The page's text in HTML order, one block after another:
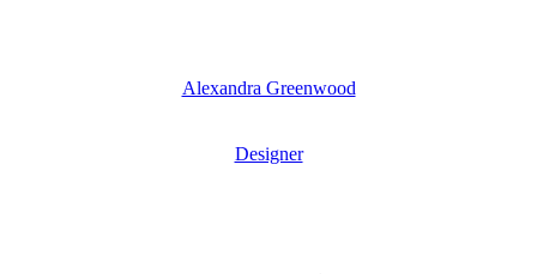
Alexandra Greenwood
Designer